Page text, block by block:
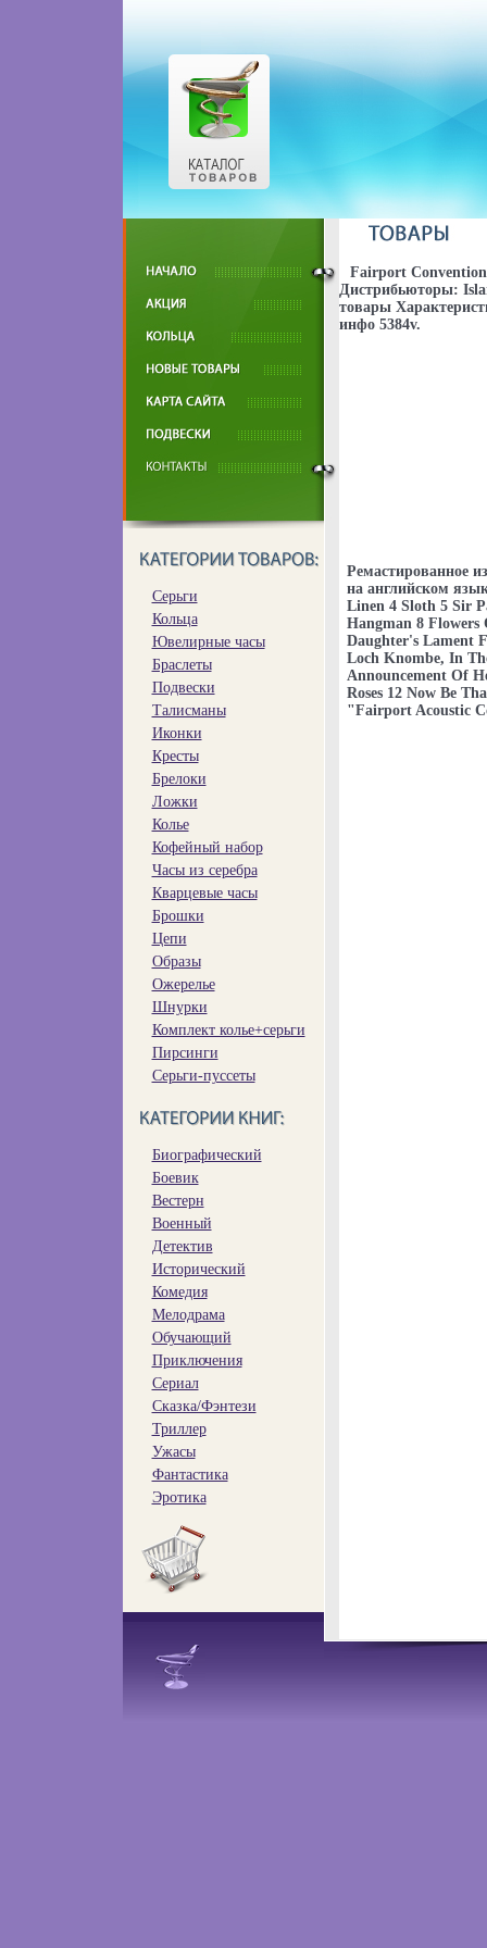
Серьги
Кольца
Ювелирные часы
Браслеты
Подвески
Талисманы
Иконки
Кресты
Брелоки
Ложки
Колье
Кофейный набор
Часы из серебра
Кварцевые часы
Брошки
Цепи
Образы
Ожерелье
Шнурки
Комплект колье+серьги
Пирсинги
Серьги-пуссеты
Биографический
Боевик
Вестерн
Военный
Детектив
Исторический
Комедия
Мелодрама
Обучающий
Приключения
Сериал
Сказка/Фэнтези
Триллер
Ужасы
Фантастика
Эротика
Fairport
Дистрибьюторы:
товары
инфо 5384v.
Ремастированное
на английском
Linen 4 Sloth 5 Sir
Hangman 8 Flowers
Daughter's Lament
Loch Knombe, In
Announcement Of
Roses 12 Now Be
"Fairport Acoustic